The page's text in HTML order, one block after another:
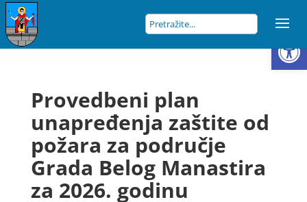
Provedbeni plan
unapređenja zaštite od
požara za područje
Grada Belog Manastira
za 2026. godinu